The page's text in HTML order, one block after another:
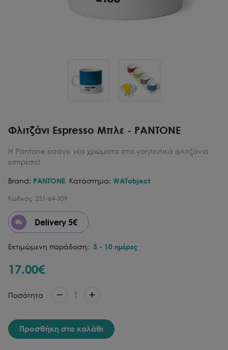
Φλιτζάνι Espresso Μπλε - PANTONE
Η Pantone εισάγει νέα χρώματα στα γοητευτικά φλιτζάνια
εσπρέσο!
Brand: PANTONE Κατάστημα: WATobject
Κωδικός: 251-64-309
Delivery 5€
Εκτιμώμενη παράδοση: 3 - 10 ημέρες
17.00€
Ποσότητα 1
Προσθήκη στο καλάθι